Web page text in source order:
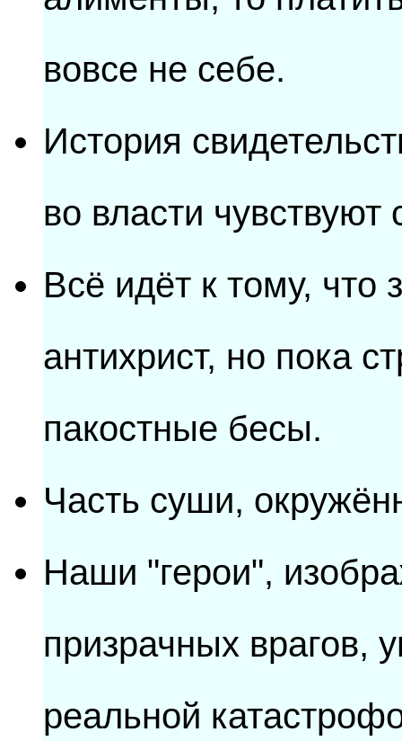
вовсе не себе.
История
во власти
Всё идёт к тому, что
антихрист, но пока
пакостные бесы.
Часть суши,
Наши "герои",
призрачных врагов,
реальной